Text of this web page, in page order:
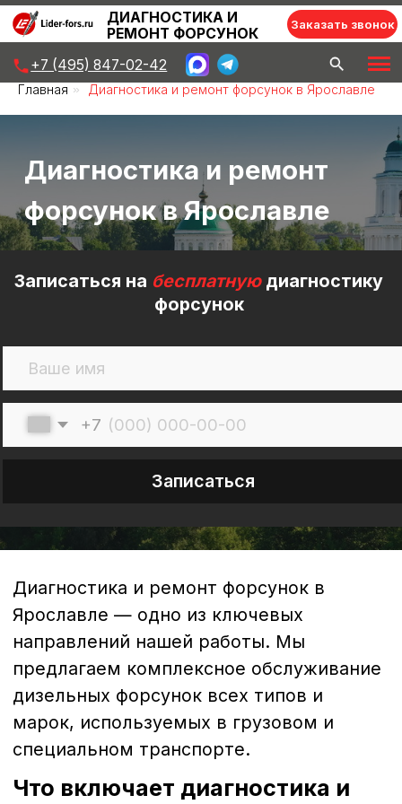
Заказать звонок
ДИАГНОСТИКА И
РЕМОНТ ФОРСУНОК
Главная » Диагностика и ремонт форсунок в Ярославле
Диагностика и ремонт
Записаться на бесплатнуюдиагностику
форсунок
Записаться
Диагностика и ремонт форсунок в
Ярославле — одно из ключевых
предлагаем комплексное обслуживание
специальном транспорте.
ремонт форсунок?
1. Диагностика форсунок
Диагностика - это первый и важнейший
этап обслуживания. С помощью
специализированного оборудования мы
проводим полную проверку состояния
форсунок:
анализ герметичности и давления
впрыска;